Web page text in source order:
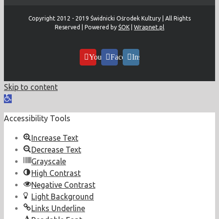
Copyright 2012 - 2019 Świdnicki Ośrodek Kultury | All Rights
Reserved | Powered by ŚOK Wrapnet.pl
YouTubeFacebookInstagram
Skip to content
Open
Accessibility Tools
Increase Text
Decrease Text
Grayscale
High Contrast
Negative Contrast
Light Background
Links Underline